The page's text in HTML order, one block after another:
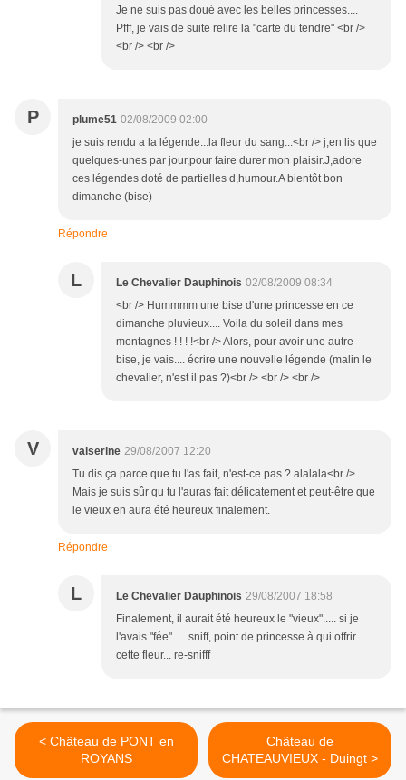
Je ne suis pas doué avec les belles princesses....
Pfff, je vais de suite relire la "carte du tendre" <br />
<br /> <br />
P plume51 02/08/2009 02:00
je suis rendu a la légende...la fleur du sang...<br /> j,en lis que
quelques-unes par jour,pour faire durer mon plaisir.J,adore
ces légendes doté de partielles d,humour.A bientôt bon
dimanche (bise)
Répondre
L Le Chevalier Dauphinois 02/08/2009 08:34
<br /> Hummmm une bise d'une princesse en ce
dimanche pluvieux.... Voila du soleil dans mes
montagnes ! ! ! !<br /> Alors, pour avoir une autre
bise, je vais.... écrire une nouvelle légende (malin le
chevalier, n'est il pas ?)<br /> <br /> <br />
V valserine 29/08/2007 12:20
Tu dis ça parce que tu l'as fait, n'est-ce pas ? alalala<br />
Mais je suis sûr qu tu l'auras fait délicatement et peut-être que
le vieux en aura été heureux finalement.
Répondre
L Le Chevalier Dauphinois 29/08/2007 18:58
Finalement, il aurait été heureux le "vieux"..... si je
l'avais "fée"..... sniff, point de princesse à qui offrir
cette fleur... re-snifff
< Château de PONT en
ROYANS
Château de
CHATEAUVIEUX - Duingt >